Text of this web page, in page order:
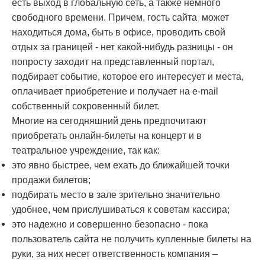
есть выход в глобальную сеть, а также немного
свободного времени. Причем, гость сайта может
находиться дома, быть в офисе, проводить свой
отдых за границей - нет какой-нибудь разницы - он
попросту заходит на представленный портал,
подбирает событие, которое его интересует и места,
оплачивает приобретение и получает на e-mail
собственный сокровенный билет.
Многие на сегодняшний день предпочитают
приобретать онлайн-билеты на концерт и в
театральное учреждение, так как:
это явно быстрее, чем ехать до ближайшей точки
продажи билетов;
подбирать место в зале зрительно значительно
удобнее, чем прислушиваться к советам кассира;
это надежно и совершенно безопасно - пока
пользователь сайта не получить купленные билеты на
руки, за них несет ответственность компания –